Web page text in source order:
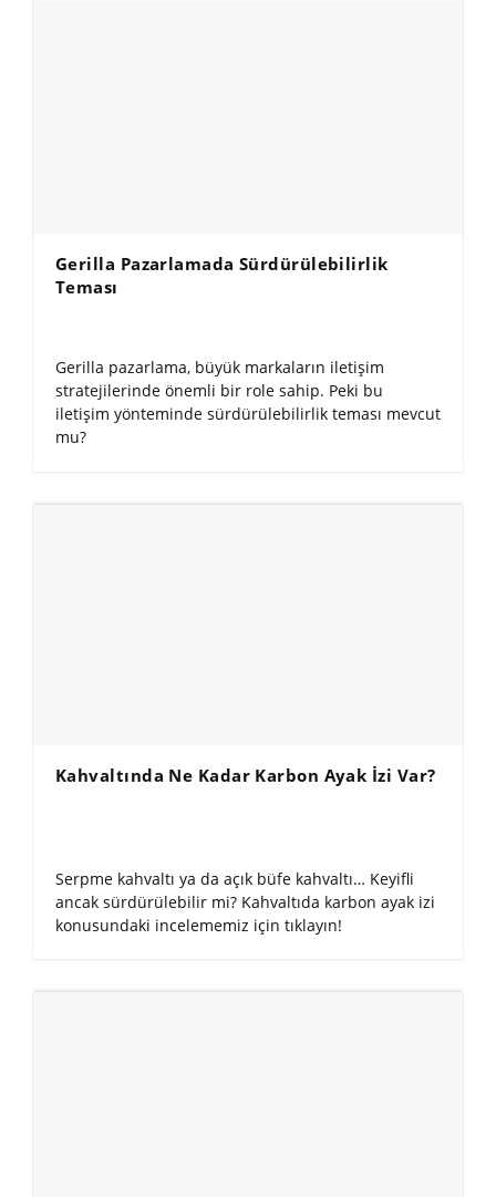
Gerilla Pazarlamada Sürdürülebilirlik
Teması
Gerilla pazarlama, büyük markaların iletişim
stratejilerinde önemli bir role sahip. Peki bu
iletişim yönteminde sürdürülebilirlik teması mevcut
mu?
Kahvaltında Ne Kadar Karbon Ayak İzi Var?
Serpme kahvaltı ya da açık büfe kahvaltı… Keyifli
ancak sürdürülebilir mi? Kahvaltıda karbon ayak izi
konusundaki incelememiz için tıklayın!